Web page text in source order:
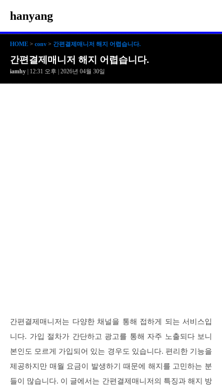
hanyang
HOME > conv > 간편결제매니저 해지 어렵습니다.
간편결제매니저 해지 어렵습니다.
iamhy | 12:31 오후 | 2026년 04월 30일
간편결제매니저는 다양한 채널을 통해 접하게 되는 서비스입
니다. 가입 절차가 간단하고 광고를 통해 자주 노출되다 보니
본인도 모르게 가입되어 있는 경우도 있습니다. 편리한 기능을
제공하지만 매월 요금이 발생하기 때문에 해지를 고민하는 분
들이 많습니다. 이 글에서는 간편결제매니저의 특징과 해지 방